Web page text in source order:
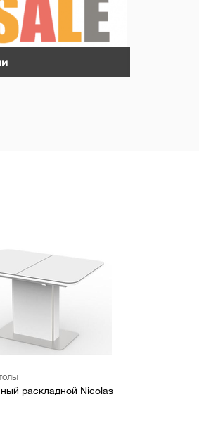
раскладной Nicolas